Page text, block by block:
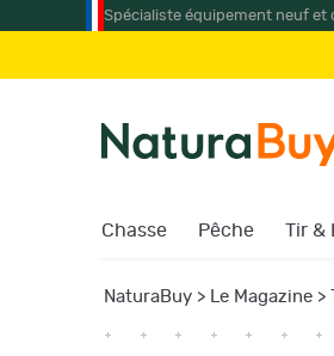
Spécialiste équipement neuf et
Chasse Pêche Tir &
NaturaBuy > Le Magazine >